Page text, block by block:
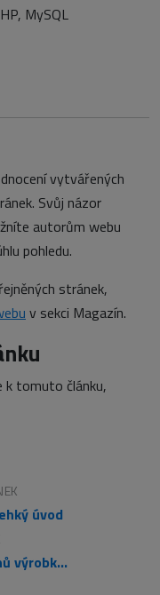
MySQL
vytvářených
Svůj názor
autorům webu
pohledu.
stránek,
v sekci Magazín.
k tomuto článku,
úvod
Zobrazení několika druhů výrobků pomocí jednoho obrázku přes CSS